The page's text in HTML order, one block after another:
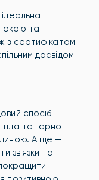
та
з сертифікатом
досвідом
спосіб
та гарно
А ще —
зв'язки та